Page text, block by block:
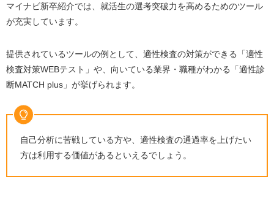
非公開求人を紹介してほしい人
マイナビ新卒紹介についてよくある質問
マイナビ新卒紹介とは何ですか？
まとめ
マイナビ新卒紹介では、就活生の選考突破力を高めるためのツール
が充実しています。
提供されているツールの例として、適性検査の対策ができる「適性
検査対策WEBテスト」や、向いている業界・職種がわかる「適性診
断MATCH plus」が挙げられます。
自己分析に苦戦している方や、適性検査の通過率を上げたい
方は利用する価値があるといえるでしょう。